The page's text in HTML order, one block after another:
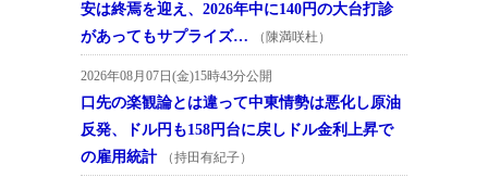
安は終焉を迎え、2026年中に140円の大台打診
があってもサプライズ…
（陳満咲杜）
2026年08月07日(金)15時43分公開
口先の楽観論とは違って中東情勢は悪化し原油
反発、ドル円も158円台に戻しドル金利上昇で
の雇用統計
（持田有紀子）